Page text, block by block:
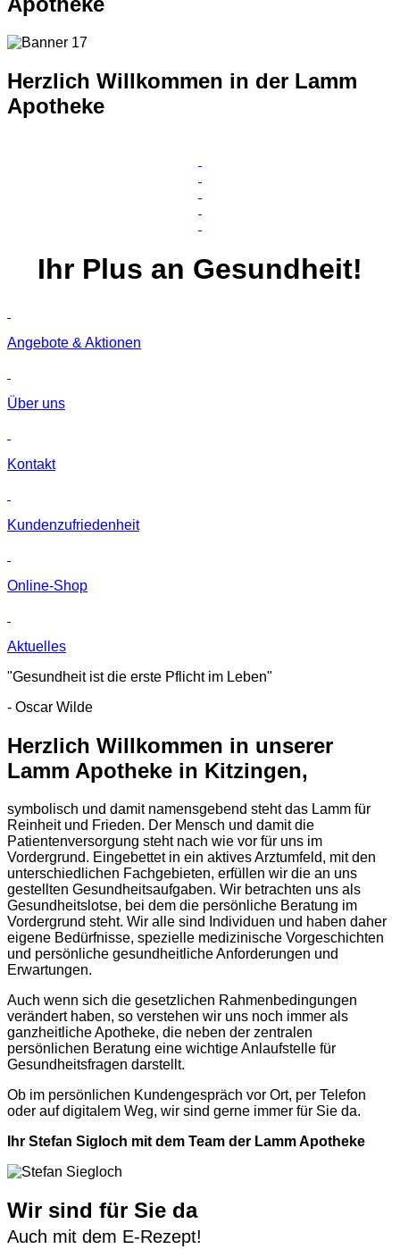
Herzlich Willkommen in der Lamm
Apotheke
Ihr Plus an Gesundheit!
Angebote & Aktionen
Über uns
Kontakt
Kunden­zufriedenheit
Online-Shop
Aktuelles
"Gesundheit ist die erste Pflicht im Leben"
- Oscar Wilde
Herzlich Willkommen in unserer
Lamm Apotheke in Kitzingen,
symbolisch und damit namensgebend steht das Lamm für
Reinheit und Frieden. Der Mensch und damit die
Patientenversorgung steht nach wie vor für uns im
Vordergrund. Eingebettet in ein aktives Arztumfeld, mit den
unterschiedlichen Fachgebieten, erfüllen wir die an uns
gestellten Gesundheitsaufgaben. Wir betrachten uns als
Gesundheitslotse, bei dem die persönliche Beratung im
Vordergrund steht. Wir alle sind Individuen und haben daher
eigene Bedürfnisse, spezielle medizinische Vorgeschichten
und persönliche gesundheitliche Anforderungen und
Erwartungen.
Auch wenn sich die gesetzlichen Rahmenbedingungen
verändert haben, so verstehen wir uns noch immer als
ganzheitliche Apotheke, die neben der zentralen
persönlichen Beratung eine wichtige Anlaufstelle für
Gesundheitsfragen darstellt.
Ob im persönlichen Kundengespräch vor Ort, per Telefon
oder auf digitalem Weg, wir sind gerne immer für Sie da.
Ihr Stefan Sigloch mit dem Team der Lamm Apotheke
Wir sind für Sie da
Auch mit dem E-Rezept!